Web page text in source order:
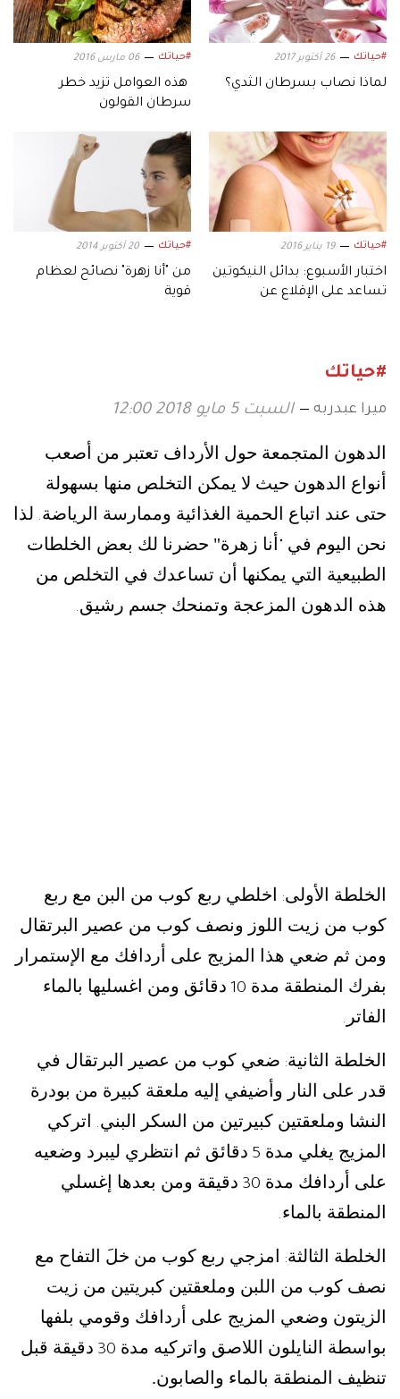
#حياتك 26 أكتوبر 2017
لماذا نصاب بسرطان الثدي؟
#حياتك 06 مارس 2016
هذه العوامل تزيد خطر
سرطان القولون
#حياتك 19 يناير 2016
اختبار الأسبوع: بدائل النيكوتين
تساعد على الإقلاع عن
#حياتك 20 أكتوبر 2014
من "أنا زهرة" نصائح لعظام
قوية
#حياتك
ميرا عبدربه السبت 5 مايو 2018 12:00
الدهون المتجمعة حول الأرداف تعتبر من أصعب
أنواع الدهون حيث لا يمكن التخلص منها بسهولة
حتى عند اتباع الحمية الغذائية وممارسة الرياضة. لذا
نحن اليوم في " أنا زهرة" حضرنا لك بعض الخلطات
الطبيعية التي يمكنها أن تساعدك في التخلص من
هذه الدهون المزعجة وتمنحك جسم رشيق.
الخلطة الأولى:
اخلطي ربع كوب من البن مع ربع
كوب من زيت اللوز ونصف كوب من عصير البرتقال
ومن ثم ضعي هذا المزيج على أردافك مع الإستمرار
بفرك المنطقة مدة 10 دقائق ومن اغسليها بالماء
الفاتر .
الخلطة الثانية: ضعي كوب من عصير البرتقال في
قدر على النار وأضيفي إليه ملعقة كبيرة من بودرة
النشا وملعقتين كبيرتين من السكر البني.
اتركي
المزيج يغلي مدة 5 دقائق ثم انتظري ليبرد وضعيه
على أردافك مدة 30 دقيقة ومن بعدها إغسلي
المنطقة بالماء.
الخلطة الثالثة:
امزجي ربع كوب من خلَ التفاح مع
نصف كوب من اللبن وملعقتين كبريتين من زيت
الزيتون وضعي المزيج على أردافك وقومي بلفها
بواسطة النايلون اللاصق واتركيه مدة 30 دقيقة قبل
تنظيف المنطقة بالماء والصابون.